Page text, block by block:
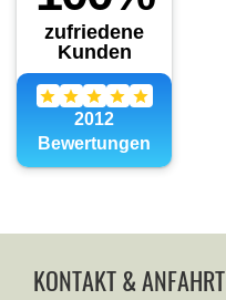
KONTAKT & ANFAHRT